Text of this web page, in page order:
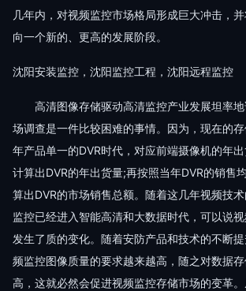
几年内，对视频监控市场格局形成巨大冲击，
向一个新的、更高的发展阶段。
沈阳安装监控，沈阳监控工程，沈阳远程监控
高清图像存储驱动高清监控产业发展坦率地
场调查是一件比较困难的事情。因为，现在的
年产品单一的DVR时代，对应前端摄像机的年
计算出DVR的年出货量;再按照当年DVR的销售
算出DVR的市场销售总额。随着这几年视频技
监控已经进入智能高清和大数据时代，可以说
发生了质的变化。随着安防产品和技术的不断
频监控图像质量的要求越来越高，随之对数据
高，这就必然会促进视频监控存储市场的变革